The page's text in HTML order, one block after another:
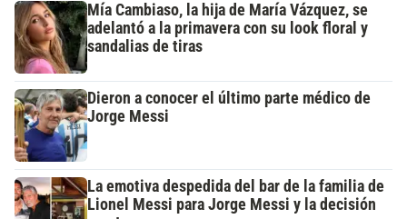
Mía Cambiaso, la hija de María Vázquez, se
adelantó a la primavera con su look floral y
sandalias de tiras
Dieron a conocer el último parte médico de
Jorge Messi
La emotiva despedida del bar de la familia de
Lionel Messi para Jorge Messi y la decisión